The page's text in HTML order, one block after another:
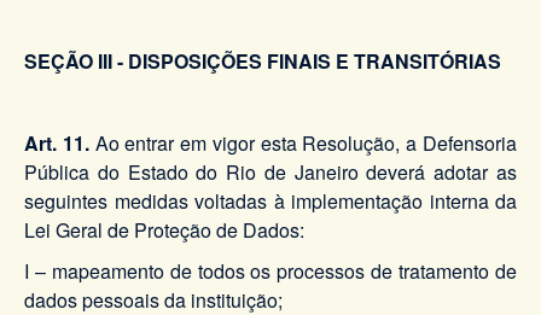
SEÇÃO III - DISPOSIÇÕES FINAIS E TRANSITÓRIAS
Art. 11.Ao entrar em vigor esta Resolução, a Defensoria
Pública do Estado do Rio de Janeiro deverá adotar as
seguintes medidas voltadas à implementação interna da
Lei Geral de Proteção de Dados:
I – mapeamento de todos os processos de tratamento de
dados pessoais da instituição;